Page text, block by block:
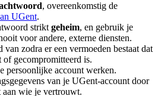
, overeenkomstig de
UGent.
strikt geheim, en gebruik je
voor andere, externe diensten.
zodra er een vermoeden bestaat dat
gecompromitteerd is.
persoonlijke account werken.
van je UGent-account door
aan wie je vertrouwt.